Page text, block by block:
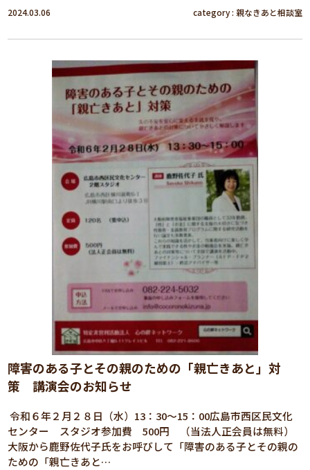
2024.03.06 category : 親なきあと相談室
障害のある子とその親のための「親亡きあと」対
策 講演会のお知らせ
令和６年２月２８日（水）13：30～15：00広島市西区民文化
センター スタジオ参加費 500円 （当法人正会員は無料）
大阪から鹿野佐代子氏をお呼びして「障害のある子とその親の
ための「親亡きあと…